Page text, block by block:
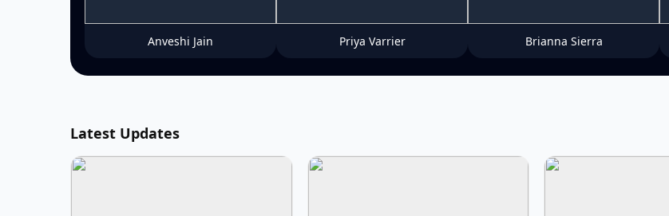
Anveshi Jain Priya Varrier Brianna Sierra
Latest Updates